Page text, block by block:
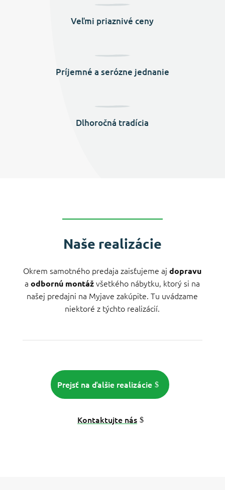
Veľmi priaznivé ceny
Príjemné a serózne jednanie
Dlhoročná tradícia
Naše realizácie
Okrem samotného predaja zaisťujeme ajdopravu
aodbornú montážvšetkého nábytku, ktorý si na
našej predajni na Myjave zakúpite. Tu uvádzame
niektoré z týchto realizácií.
Prejsť na ďalšie realizácie
Kontaktujte nás